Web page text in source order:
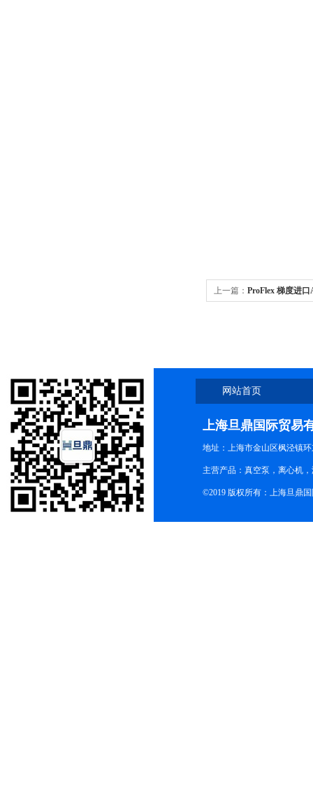
上一篇： ProFlex 梯度进
网站首页
上海旦鼎国际贸易
地址：上海市金山区枫泾镇
主营产品：真空泵，离心机
©2019 版权所有：上海旦鼎